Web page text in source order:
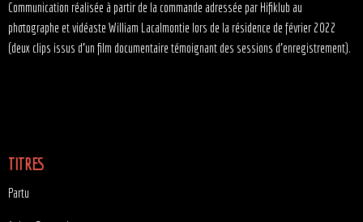
Communication réalisée à partir de la commande adressée par Hifiklub au
photographe et vidéaste William Lacalmontie lors de la résidence de février 2022
(deux clips issus d’un film documentaire témoignant des sessions d’enregistrement).
TITRES
Partu